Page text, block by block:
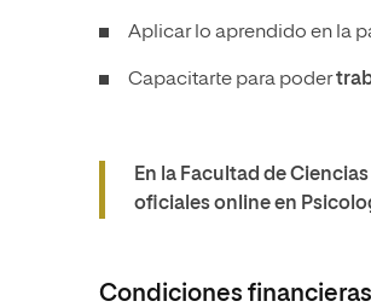
Aplicar lo aprendido en la
Capacitarte para poder
En la Facultad de
oficiales online en
Condiciones financieras